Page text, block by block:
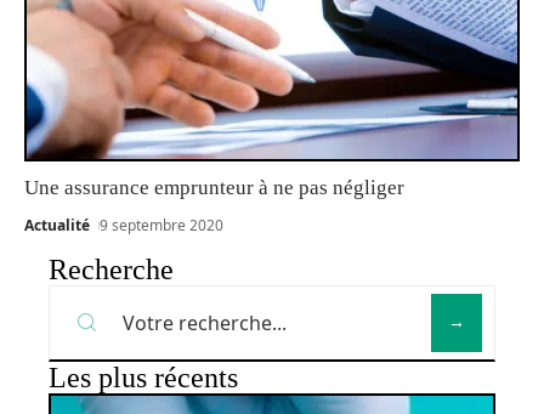
Une assurance emprunteur à ne pas négliger
Actualité 9 septembre 2020
Recherche
Les plus récents